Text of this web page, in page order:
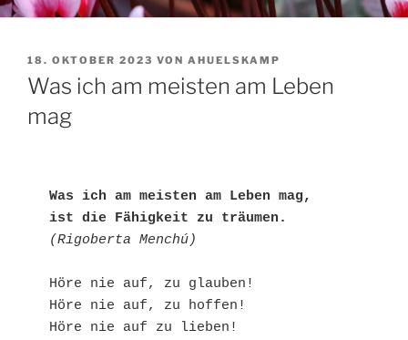
VERÖFFENTLICHT
AM
18. OKTOBER 2023 VON AHUELSKAMP
Was ich am meisten am Leben
mag
Was ich am meisten am Leben mag,
ist die Fähigkeit zu träumen.
(Rigoberta Menchú)
Höre nie auf, zu glauben!
Höre nie auf, zu hoffen!
Höre nie auf zu lieben!